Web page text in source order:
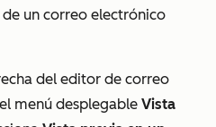
de un correo electrónico
del editor de correo
menú desplegable Vista